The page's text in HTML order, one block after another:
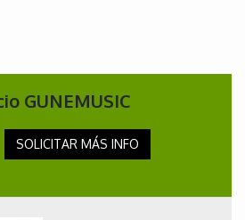
GUNEMUSIC
SOLICITAR MÁS INFO